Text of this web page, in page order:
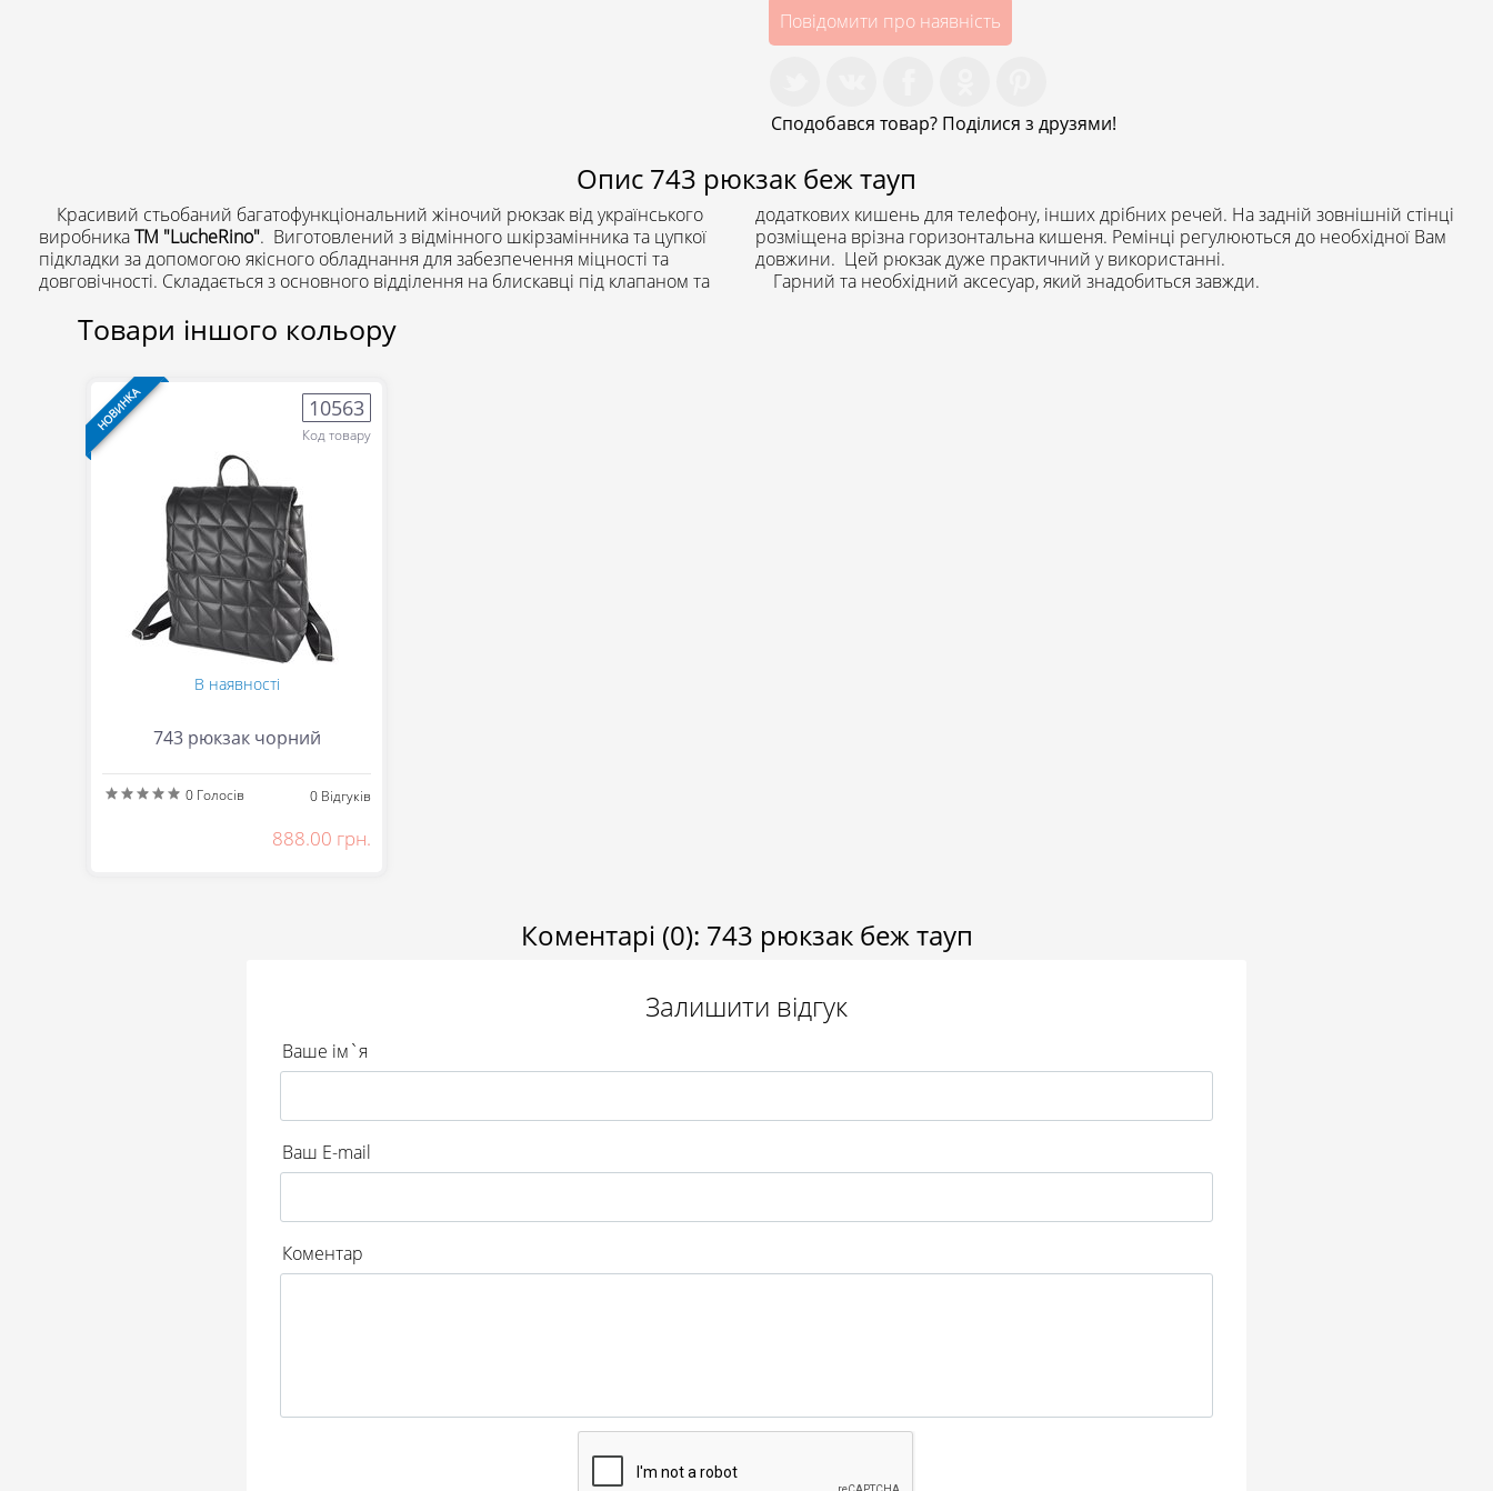
Відправити
Повідомити про наявність
Сподобався товар? Поділися з друзями!
Опис 743 рюкзак беж тауп
Красивий стьобаний багатофункціональний жіночий рюкзак від українського
виробникаТМ "LucheRino". Виготовлений з відмінного шкірзамінника та цупкої
підкладки за допомогою якісного обладнання для забезпечення міцності та
довговічності. Складається з основного відділення на блискавці під клапаном та
додаткових кишень для телефону, інших дрібних речей. На задній зовнішній стінці
розміщена врізна горизонтальна кишеня. Ремінці регулюються до необхідної Вам
довжини. Цей рюкзак дуже практичний у використанні.
Гарний та необхідний аксесуар, який знадобиться завжди.
Товари іншого кольору
НОВИНКА 10563
Код товару
В наявності
743 рюкзак чорний
0 Голосів 0 Відгуків
888.00 грн.
Коментарі (0): 743 рюкзак беж тауп
Залишити відгук
Ваше ім`я
Ваш E-mail
Коментар